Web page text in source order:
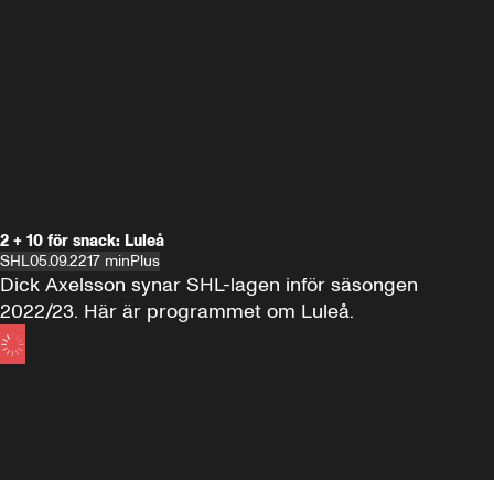
2 + 10 för snack: Luleå
SHL05.09.2217 minPlus
Dick Axelsson synar SHL-lagen inför säsongen
2022/23. Här är programmet om Luleå.